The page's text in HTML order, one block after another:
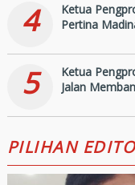
4
Ketua
Pertina
5
Ketua
Jalan
PILIHAN